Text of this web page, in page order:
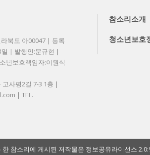
북도 아00047 | 등록
일 | 발행인:문규현 |
년보호책임자:이원식
사평2길 7-3 1층 |
| TEL.
참소리소개
청소년보호
한 참소리에 게시된 저작물은 정보공유라이선스